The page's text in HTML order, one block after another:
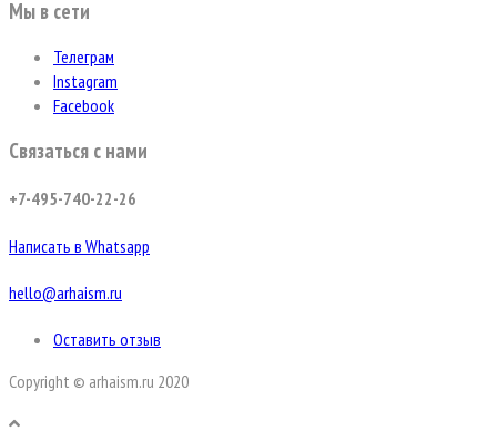
Мы в сети
Телеграм
Instagram
Facebook
Связаться с нами
+7-495-740-22-26
Написать в Whatsapp
hello@arhaism.ru
Оставить отзыв
Copyright © arhaism.ru 2020